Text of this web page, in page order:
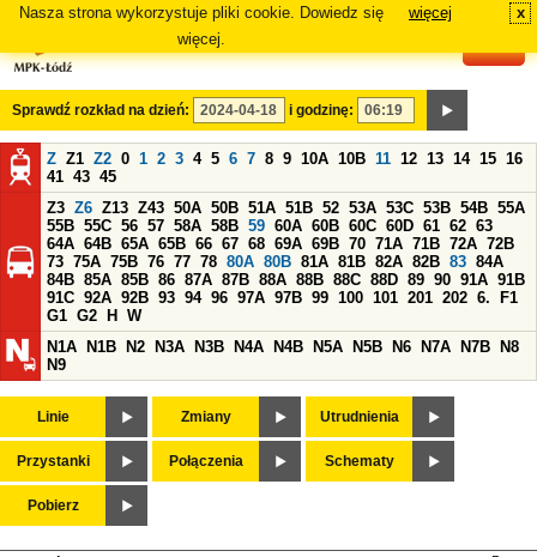
Nasza strona wykorzystuje pliki cookie. Dowiedz się
więcej.
więcej x
Sprawdź rozkład na dzień: i godzinę:
Z Z1 Z2 0 1 2 3 4 5 6 7 8 9 10A 10B 11 12 13 14 15 16
41 43 45
Z3 Z6 Z13 Z43 50A 50B 51A 51B 52 53A 53C 53B 54B 55A
55B 55C 56 57 58A 58B 59 60A 60B 60C 60D 61 62 63
64A 64B 65A 65B 66 67 68 69A 69B 70 71A 71B 72A 72B
73 75A 75B 76 77 78 80A 80B 81A 81B 82A 82B 83 84A
84B 85A 85B 86 87A 87B 88A 88B 88C 88D 89 90 91A 91B
91C 92A 92B 93 94 96 97A 97B 99 100 101 201 202 6.
F1
G1 G2 H
W
N1A
N1B N2 N3A N3B N4A N4B N5A N5B N6 N7A N7B
N8
N9
Linie Zmiany Utrudnienia
Przystanki Połączenia Schematy
Pobierz